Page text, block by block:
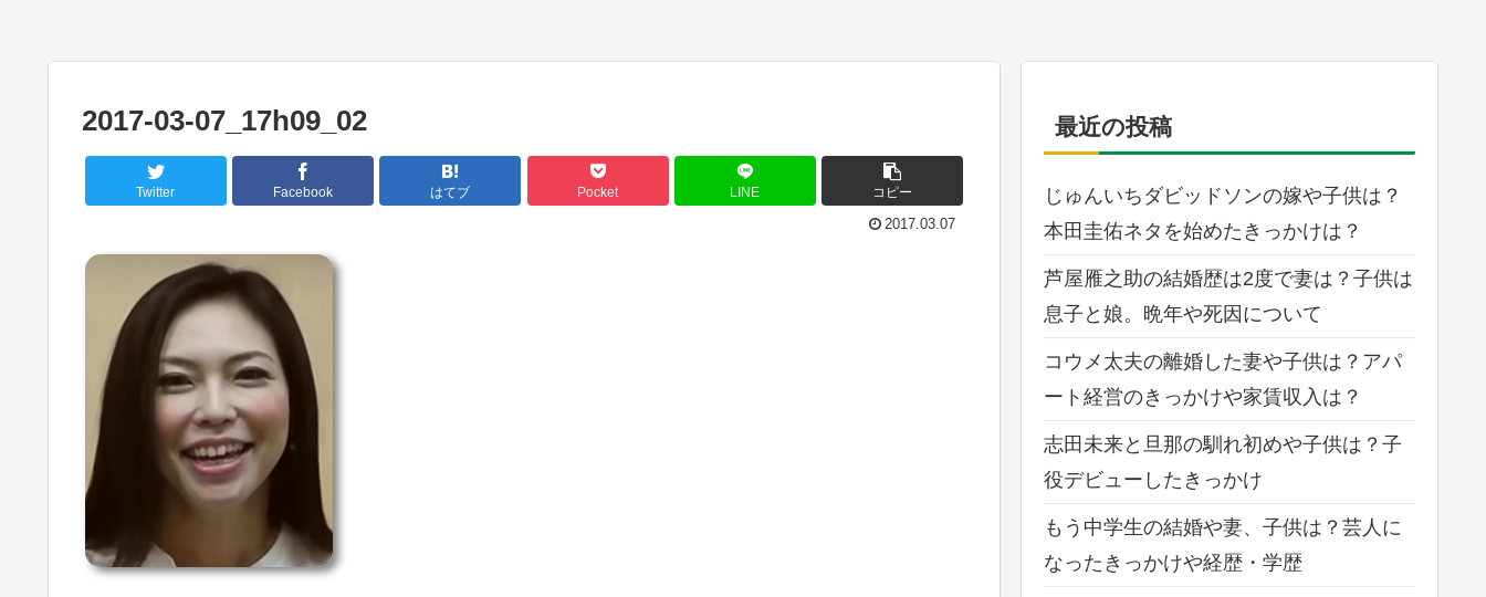
2017-03-07_17h09_02
Twitter Facebook はてブ Pocket LINE コピー
2017.03.07
最近の投稿
じゅんいちダビッドソンの嫁や子供は？
本田圭佑ネタを始めたきっかけは？
芦屋雁之助の結婚歴は2度で妻は？子供は
息子と娘。晩年や死因について
コウメ太夫の離婚した妻や子供は？アパ
ート経営のきっかけや家賃収入は？
志田未来と旦那の馴れ初めや子供は？子
役デビューしたきっかけ
もう中学生の結婚や妻、子供は？芸人に
なったきっかけや経歴・学歴